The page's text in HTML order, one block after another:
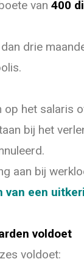
van 400
drie
op het salaris
bij het
aan bij
van een
voldoet
voldoet: